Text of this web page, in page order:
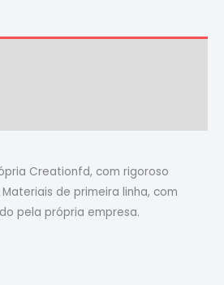
Creationfd, com rigoroso
de primeira linha, com
pela própria empresa.